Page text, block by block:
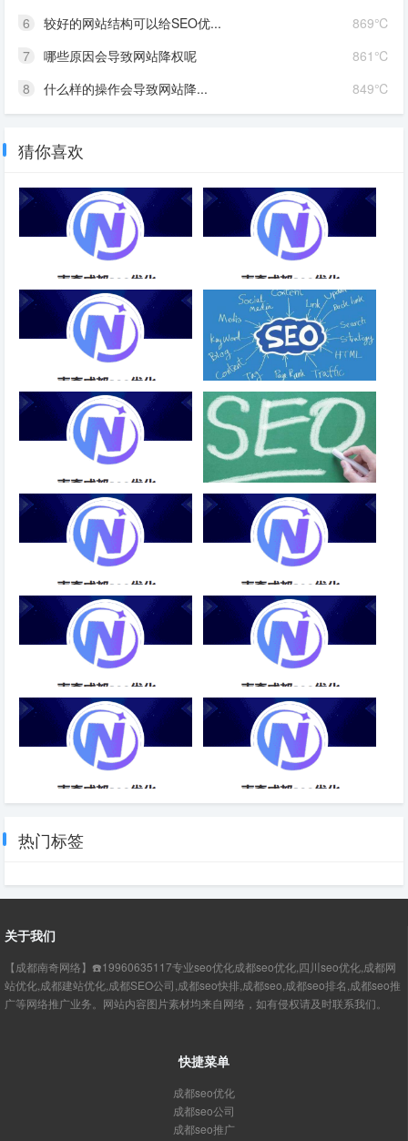
869℃
6
较好的网站结构可以给SEO优...
861℃
7
哪些原因会导致网站降权呢
849℃
8 什么样的操作会导致网站降...
猜你喜欢
大型网站的SEO优化方案-成都
SEO
手机SEO排名优化软件运营-成
都SEO
SEO首页优化O首页优化佳选-
成都SEO
上市公司网站SEO排名怎么做？
SEO优化效果服务商-成都SEO
优化网站关键词时需要注意哪些
问题？
大型企业SEO排名优化-成都
SEO
标题：提升网站排名的利器最新
SEO关键词优化软件-成都SEO
SEO优化关键词的作用-成都
SEO
信息流优化思路SEO顾问-成都
SEO
热门标签
关于我们
【成都南奇网络】☎️19960635117专业seo优化成都seo优化,四川seo优化,成都网
站优化,成都建站优化,成都SEO公司,成都seo快排,成都seo,成都seo排名,成都seo推
广等网络推广业务。网站内容图片素材均来自网络，如有侵权请及时联系我们。
快捷菜单
成都seo优化
成都seo公司
成都seo推广